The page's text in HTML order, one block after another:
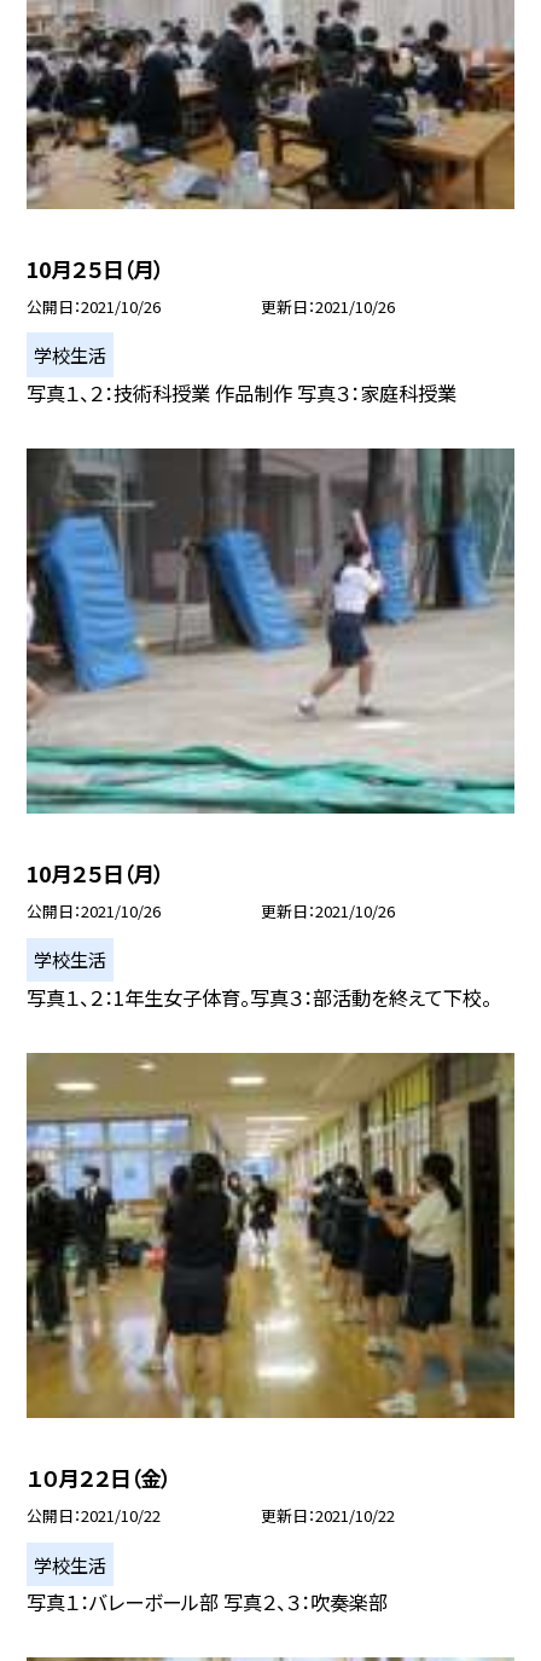
10月２５日（月）
公開日 2021/10/26 更新日 2021/10/26
学校生活
写真１、２：技術科授業 作品制作 写真３：家庭科授業
10月２５日（月）
公開日 2021/10/26 更新日 2021/10/26
学校生活
写真１、２：1年生女子体育。写真３：部活動を終えて下校。
１０月２２日（金）
公開日 2021/10/22 更新日 2021/10/22
学校生活
写真１：バレーボール部 写真２、３：吹奏楽部